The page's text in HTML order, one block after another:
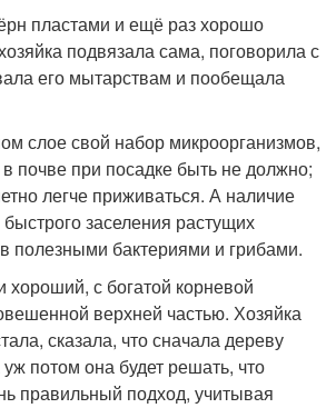
пластами и ещё раз хорошо
подвязала сама, поговорила с
его мытарствам и пообещала
слое свой набор микроорганизмов,
почве при посадке быть не должно;
легче приживаться. А наличие
заселения растущих
полезными бактериями и грибами.
с богатой корневой
верхней частью. Хозяйка
сказала, что сначала дереву
потом она будет решать, что
правильный подход, учитывая